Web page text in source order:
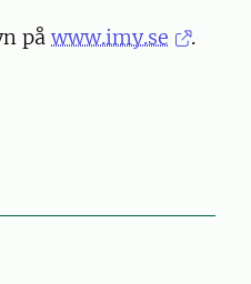
på www.imy.se
.